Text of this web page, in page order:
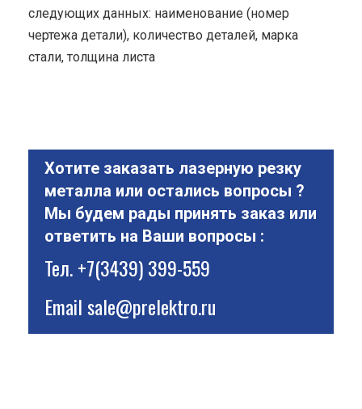
следующих данных: наименование (номер
чертежа детали), количество деталей, марка
стали, толщина листа
Хотите заказать лазерную резку
металла или остались вопросы ?
Мы будем рады принять заказ или
ответить на Ваши вопросы :
Тел.+7(3439) 399-559
Emailsale@prelektro.ru